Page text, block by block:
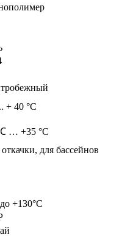
+ 40 °C
… +35 °С
для бассейнов
+130°С